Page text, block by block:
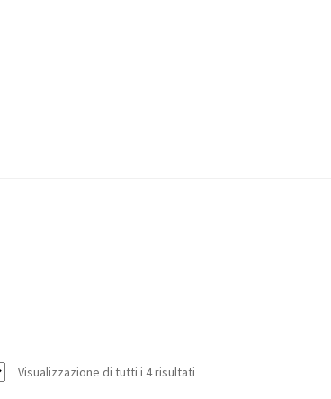
Visualizzazione di tutti i 4 risultati